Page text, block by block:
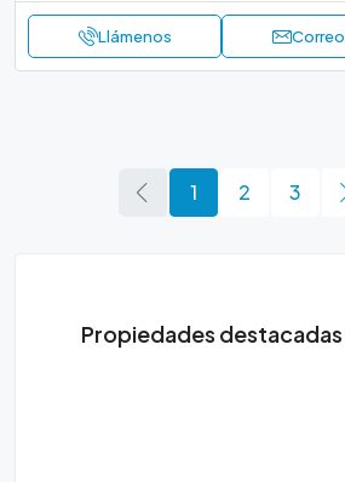
Llámenos Correo
1 2 3
Propiedades destacadas